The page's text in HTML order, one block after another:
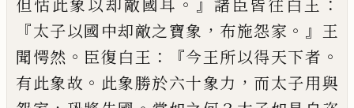
但怙此象以却敵國耳 諸臣皆往白王
『太子以國中却敵之寶象 ， 布施怨家 。』 王
聞愕然 。 臣復白王 ：『今王所以得天下者 。
有此象故 。 此象勝於六十象力 ， 而太子用與